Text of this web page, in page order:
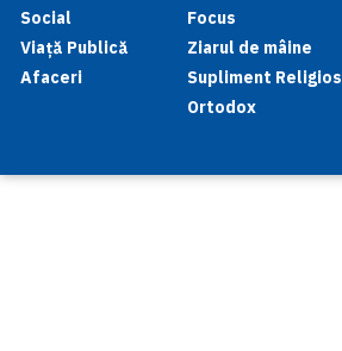
Social
Viață Publică
Afaceri
Focus
Ziarul de mâine
Supliment Religios
Ortodox